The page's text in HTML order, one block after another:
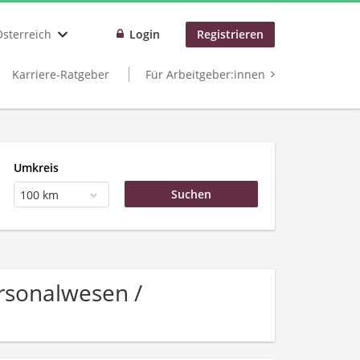
Login Registrieren
Karriere-Ratgeber Für Arbeitgeber:innen
Umkreis
100 km
/